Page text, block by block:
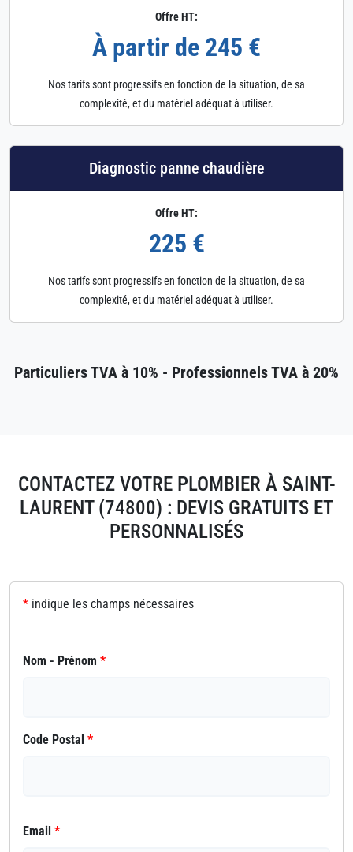
Offre HT:
À partir de 245 €
Nos tarifs sont progressifs en fonction de la situation, de sa
complexité, et du matériel adéquat à utiliser.
Diagnostic panne chaudière
Offre HT:
225 €
Nos tarifs sont progressifs en fonction de la situation, de sa
complexité, et du matériel adéquat à utiliser.
Particuliers TVA à 10% - Professionnels TVA à 20%
CONTACTEZ VOTRE PLOMBIER À SAINT-
LAURENT (74800) : DEVIS GRATUITS ET
PERSONNALISÉS
* indique les champs nécessaires
Nom - Prénom *
Code Postal *
Email *